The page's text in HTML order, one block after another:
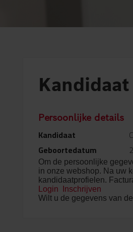
Persoonlijke details
Kandidaat
Geboortedatum
Om de persoonlijke
in onze webshop. Na uw
kandidaatprofielen.
Login
Inschrijven
Wilt u de gegevens van